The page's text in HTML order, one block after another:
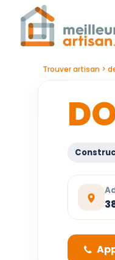
Trouver artisan